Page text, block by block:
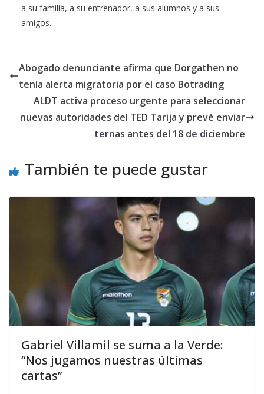
a su familia, a su entrenador, a sus alumnos y a sus
amigos.
Abogado denunciante afirma que Dorgathen no
tenía alerta migratoria por el caso Botrading
ALDT activa proceso urgente para seleccionar
nuevas autoridades del TED Tarija y prevé enviar
ternas antes del 18 de diciembre
También te puede gustar
Gabriel Villamil se suma a la Verde:
“Nos jugamos nuestras últimas
cartas”